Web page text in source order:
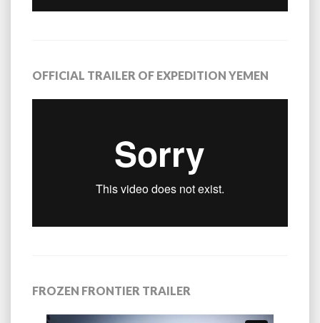
OFFICIAL TRAILER OF EXPEDITION YEMEN
FROZEN FRONTIER TRAILER